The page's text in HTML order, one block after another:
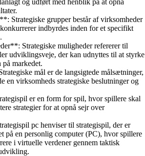
Strategiske grupper består af virksomheder
indbyrdes inden for et specifikt
Strategiske muligheder refererer til
udviklingsveje, der kan udnyttes til at styrke
markedet.
mål er de langsigtede målsætninger,
en virksomheds strategiske beslutninger og
er en form for spil, hvor spillere skal
strategier for at opnå sejr over
pc henviser til strategispil, der er
på en personlig computer (PC), hvor spillere
i virtuelle verdener gennem taktisk